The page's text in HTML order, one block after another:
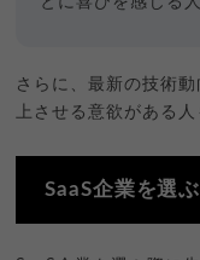
さらに、最新の技術
上させる意欲がある
SaaS企業を選